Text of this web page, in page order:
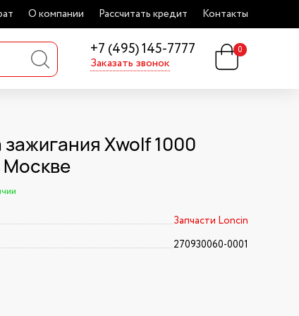
О компании Рассчитать кредит Контакты
+7 (495) 145-7777
Заказать звонок
0
Xwolf 1000
Москве
Запчасти Loncin
270930060-0001